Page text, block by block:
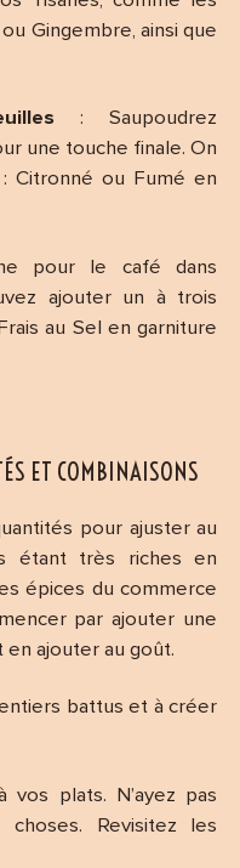
Gingembre, ainsi que
: Saupoudrez
une touche finale. On
Citronné ou Fumé en
pour le café dans
ajouter un à trois
au Sel en garniture
ET COMBINAISONS
pour ajuster au
étant très riches en
épices du commerce
par ajouter une
ajouter au goût.
battus et à créer
plats. N’ayez pas
choses. Revisitez les